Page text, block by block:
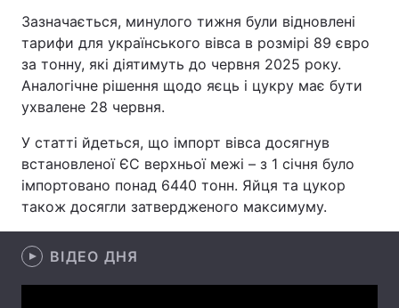
Цікавинки Погода
Екологія Регіони
Відео з Youtube Статті
Архів
Зазначається, минулого тижня були відновлені
тарифи для українського вівса в розмірі 89 євро
за тонну, які діятимуть до червня 2025 року.
Аналогічне рішення щодо яєць і цукру має бути
ухвалене 28 червня.
У статті йдеться, що імпорт вівса досягнув
встановленої ЄС верхньої межі – з 1 січня було
імпортовано понад 6440 тонн. Яйця та цукор
також досягли затвердженого максимуму.
ВІДЕО ДНЯ